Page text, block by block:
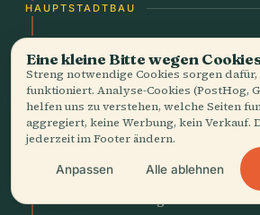
HAUPTSTADTBAU
factory
Bulldozer
Rawal-
Amerikanische
schaben die erste
Flussschlucht. Innerhalb
Kilometer lange Erdmauer
Eine kleine Bitte wegen
Streng notwendige Cookies sorgen
funktioniert. Analyse-Cookies (PostHog,
helfen uns zu verstehen, welche Seiten
aggregiert, keine Werbung, kein Verkauf.
jederzeit im Footer ändern.
Anpassen Alle ablehnen